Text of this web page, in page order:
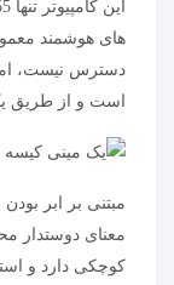
های هوشمند
دسترس نیست، اما
است و از طریق
مبتنی بر ابر
معنای دوستدار
کوچکی دارد و